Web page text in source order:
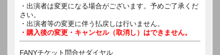
・出演者は変更になる場合がございます。予めご了承くだ
さい。
・出演者等の変更に伴う払戻しは行いません。
・購入後の変更・キャンセル（取消し）はできません。
FANYチケット問合せダイヤル